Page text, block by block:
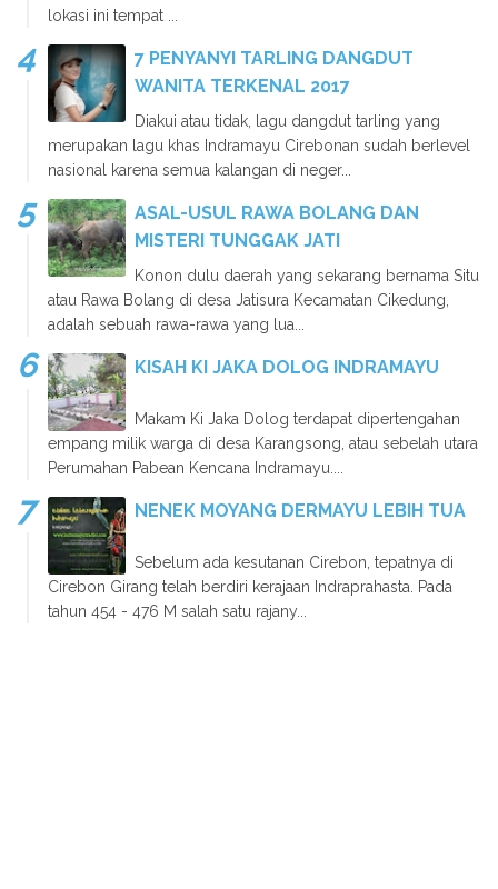
lokasi ini tempat ...
7 PENYANYI TARLING DANGDUT
WANITA TERKENAL 2017
Diakui atau tidak, lagu dangdut tarling yang
merupakan lagu khas Indramayu Cirebonan sudah berlevel
nasional karena semua kalangan di neger...
ASAL-USUL RAWA BOLANG DAN
MISTERI TUNGGAK JATI
Konon dulu daerah yang sekarang bernama Situ
atau Rawa Bolang di desa Jatisura Kecamatan Cikedung,
adalah sebuah rawa-rawa yang lua...
KISAH KI JAKA DOLOG INDRAMAYU
Makam Ki Jaka Dolog terdapat dipertengahan
empang milik warga di desa Karangsong, atau sebelah utara
Perumahan Pabean Kencana Indramayu....
NENEK MOYANG DERMAYU LEBIH TUA
Sebelum ada kesutanan Cirebon, tepatnya di
Cirebon Girang telah berdiri kerajaan Indraprahasta. Pada
tahun 454 - 476 M salah satu rajany...